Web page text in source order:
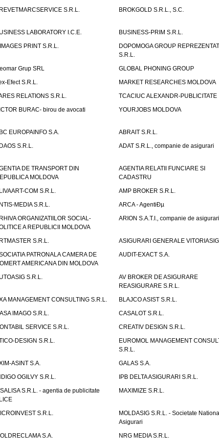
S.R.L.
BROKGOLD S.R.L., S.C.
LABORATORY I.C.E.
BUSINESS-PRIM S.R.L.
PRINT S.R.L.
DOPOMOGA GROUP
S.R.L.
Grup SRL
GLOBAL PHONING GROUP
Efect S.R.L.
MARKET RESEARCHES MOLDOVA
RELATIONS S.R.L.
TCACIUC ALEXANDR-PUBLICITATE
BURAC- birou de avocati
YOURJOBS MOLDOVA
EUROPAINFO S.A.
ABRAIT S.R.L.
S.R.L.
ADAT S.R.L., companie de asigurari
DE TRANSPORT DIN
MOLDOVA
AGENTIA RELATII FUNCIARE SI
CADASTRU
COM S.R.L.
AMP BROKER S.R.L.
MEDIA S.R.L.
ARCA - AgentiÐµ
ORGANIZATIILOR SOCIAL-
A REPUBLICII MOLDOVA
ARION S.A.T.I., companie de asigurari
S.R.L.
ASIGURARI GENERALE
PATRONALA CAMERA DE
AMERICANA DIN MOLDOVA
AUDIT-EXACT S.A.
S.R.L.
AV BROKER DE ASIGURARE
REASIGURARE S.R.L.
MANAGEMENT CONSULTING S.R.L.
BLAJCO ASIST S.R.L.
IMAGO S.R.L.
CASALOT S.R.L.
SERVICE S.R.L.
CREATIV DESIGN S.R.L.
DESIGN S.R.L.
EUROMOL MANAGEMENT
S.R.L.
ASINT S.A.
GALAS S.A.
OGILVY S.R.L.
IPB DELTA ASIGURARI S.R.L.
S.R.L. - agentia de publicitate
MAXIMIZE S.R.L.
S.R.L.
MOLDASIG S.R.L. - Societate
Asigurari
S.A.
NRG MEDIA S.R.L.